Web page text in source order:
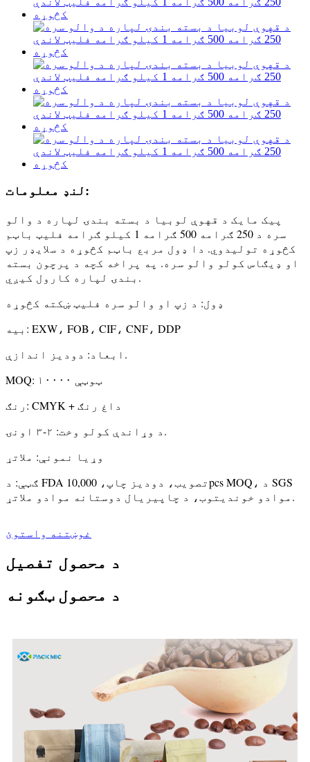
لنډ معلومات:
پیک مایک د قهوې لوبیا د بسته بندۍ لپاره د والو
سره د 250 ګرامه 500 ګرامه 1 کیلو ګرامه فلیټ باټم
کڅوړه تولیدوي. دا ډول مربع باټم کڅوړه د سلایډر زپ
او ډیګاس کولو والو سره. په پراخه کچه د پرچون بسته
بندۍ لپاره کارول کیږي.
ډول: د زپ او والو سره فلیټ ښکته کڅوړه
بیه: EXW، FOB، CIF، CNF، DDP
ابعاد: دودیز اندازې.
MOQ: ۱۰۰۰۰ ټوټې
رنګ: CMYK + داغ رنګ
د وړاندې کولو وخت: ۲-۳ اونۍ.
وړیا نمونې: ملاتړ
ګټې: د FDA تصویب، دودیز چاپ، 10,000pcs MOQ، د SGS
موادو خوندیتوب، د چاپیریال دوستانه موادو ملاتړ.
غوښتنه واستوئ
د محصول تفصیل
د محصول ټګونه